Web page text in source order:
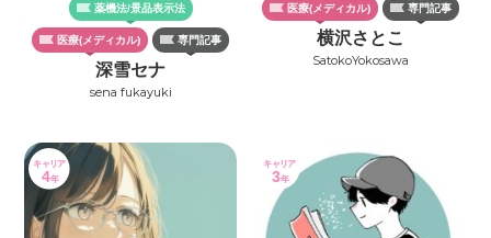
薬機法/景品表示法
医療(メディカル) 専門記事
深雪セナ
sena fukayuki
医療(メディカル) 専門記事
横沢さとこ
SatokoYokosawa
キャリア
4年
キャリア
3年